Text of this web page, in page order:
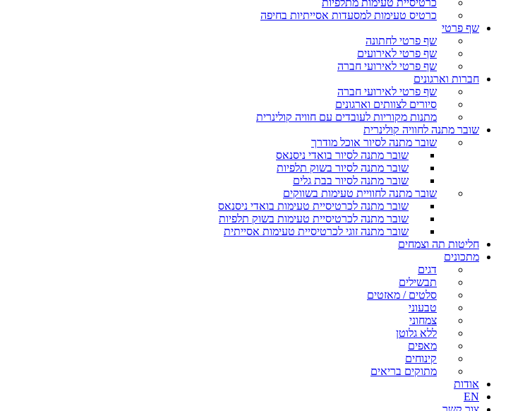
כרטיסיית טעימות מתלפיות
כרטיס טעימות למסעדות אסייתיות בחיפה
שף פרטי
שף פרטי לחתונה
שף פרטי לאירועים
שף פרטי לאירועי חברה
חברות וארגונים
שף פרטי לאירועי חברה
סיורים לצוותים וארגונים
מתנות מקוריות לעובדים עם חוויה קולינרית
שובר מתנה לחוויה קולינרית
שובר מתנה לסיור אוכל מודרך
שובר מתנה לסיור בואדי ניסנאס
שובר מתנה לסיור בשוק תלפיות
שובר מתנה לסיור בבת גלים
שובר מתנה לחוויית טעימות בשווקים
שובר מתנה לכרטיסיית טעימות בואדי ניסנאס
שובר מתנה לכרטיסיית טעימות בשוק תלפיות
שובר מתנה זוגי לכרטיסיית טעימות אסייתית
חליטות תה וצמחים
מתכונים
דגים
תבשילים
סלטים / מאזטים
טבעוני
צמחוני
ללא גלוטן
מאפים
קינוחים
מתוקים בריאים
אודות
EN